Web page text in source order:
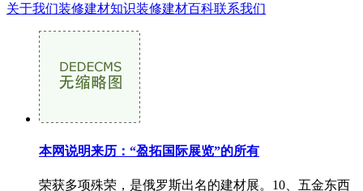
关于我们装修建材知识装修建材百科联系我们
本网说明来历：“盈拓国际展览”的所有
荣获多项殊荣，是俄罗斯出名的建材展。10、五金东西